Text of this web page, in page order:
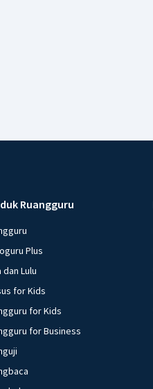
Ruangguru
Plus
dan Lulu
for Kids
for Kids
for Business